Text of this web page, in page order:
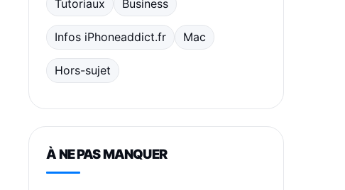
Tutoriaux Business
Infos iPhoneaddict.fr Mac
Hors-sujet
À NE PAS MANQUER